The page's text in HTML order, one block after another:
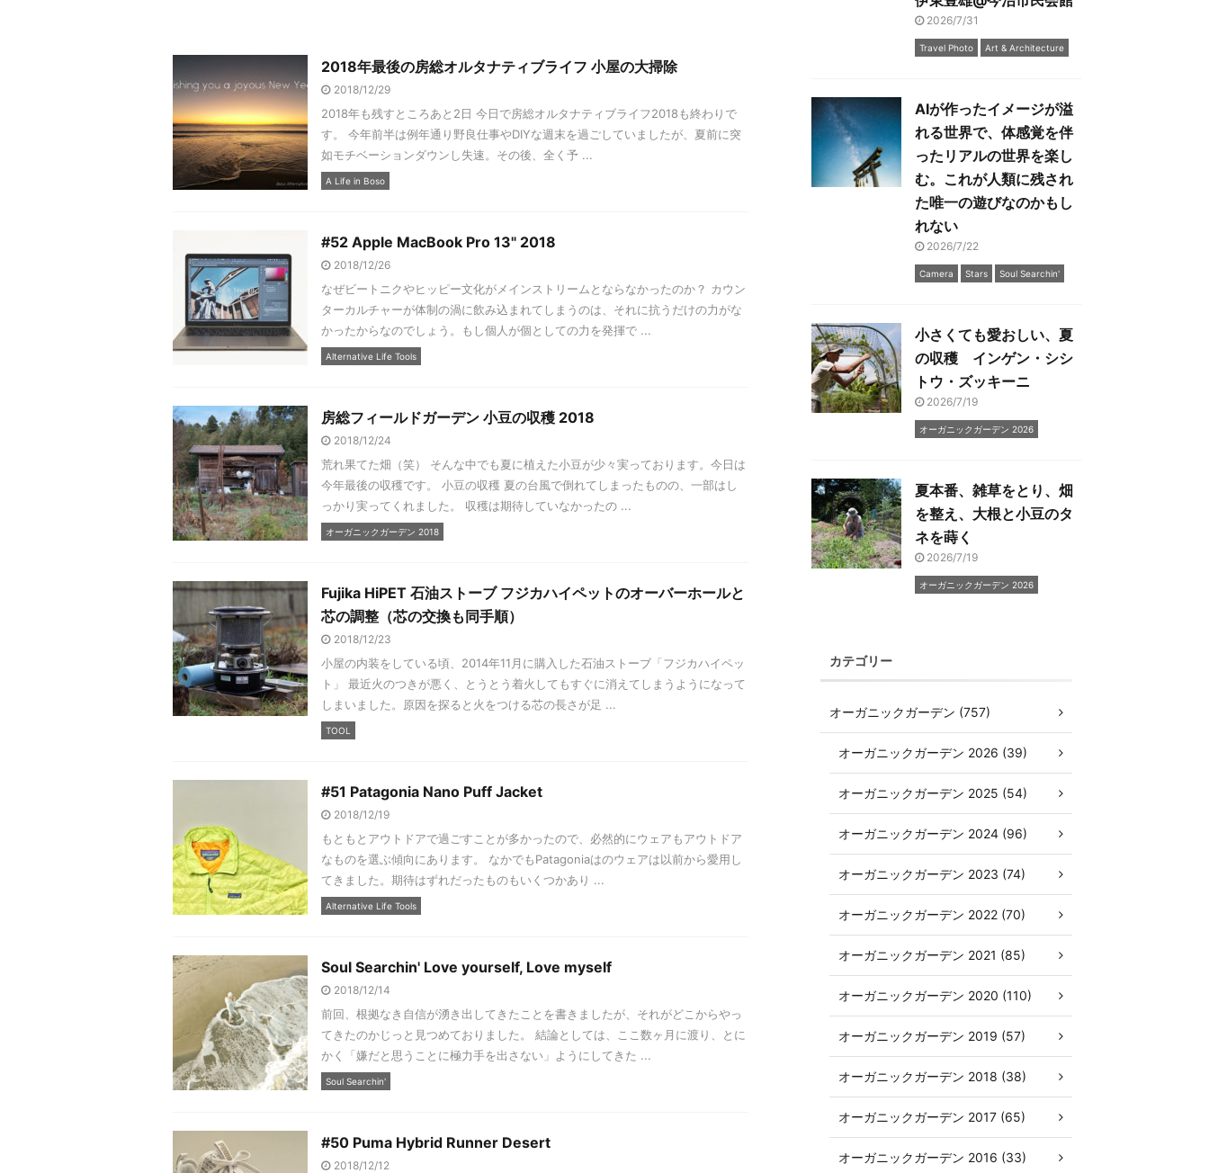
2018年最後の房総オルタナティブライフ 小屋の大掃除
2018/12/29
2018年も残すところあと2日 今日で房総オルタナティブライフ2018も終わりで
す。 今年前半は例年通り野良仕事やDIYな週末を過ごしていましたが、夏前に突
如モチベーションダウンし失速。その後、全く予 ...
A Life in Boso
#52 Apple MacBook Pro 13" 2018
2018/12/26
なぜビートニクやヒッピー文化がメインストリームとならなかったのか？ カウン
ターカルチャーが体制の渦に飲み込まれてしまうのは、それに抗うだけの力がな
かったからなのでしょう。もし個人が個としての力を発揮で ...
Alternative Life Tools
房総フィールドガーデン 小豆の収穫 2018
2018/12/24
荒れ果てた畑（笑） そんな中でも夏に植えた小豆が少々実っております。今日は
今年最後の収穫です。 小豆の収穫 夏の台風で倒れてしまったものの、一部はし
っかり実ってくれました。 収穫は期待していなかったの ...
オーガニックガーデン 2018
Fujika HiPET 石油ストーブ フジカハイペットのオーバーホールと
芯の調整（芯の交換も同手順）
2018/12/23
小屋の内装をしている頃、2014年11月に購入した石油ストーブ「フジカハイペッ
ト」 最近火のつきが悪く、とうとう着火してもすぐに消えてしまうようになって
しまいました。原因を探ると火をつける芯の長さが足 ...
TOOL
#51 Patagonia Nano Puff Jacket
2018/12/19
もともとアウトドアで過ごすことが多かったので、必然的にウェアもアウトドア
なものを選ぶ傾向にあります。 なかでもPatagoniaはのウェアは以前から愛用し
てきました。期待はずれだったものもいくつかあり ...
Alternative Life Tools
Soul Searchin' Love yourself, Love myself
2018/12/14
前回、根拠なき自信が湧き出してきたことを書きましたが、それがどこからやっ
てきたのかじっと見つめておりました。 結論としては、ここ数ヶ月に渡り、とに
かく「嫌だと思うことに極力手を出さない」ようにしてきた ...
Soul Searchin'
#50 Puma Hybrid Runner Desert
2018/12/12
2026/7/31
Travel Photo Art & Architecture
AIが作ったイメージが溢
れる世界で、体感覚を伴
ったリアルの世界を楽し
む。これが人類に残され
た唯一の遊びなのかもし
れない
2026/7/22
Camera Stars Soul Searchin'
小さくても愛おしい、夏
の収穫 インゲン・シシ
トウ・ズッキーニ
2026/7/19
オーガニックガーデン 2026
夏本番、雑草をとり、畑
を整え、大根と小豆のタ
ネを蒔く
2026/7/19
オーガニックガーデン 2026
カテゴリー
オーガニックガーデン (757)
オーガニックガーデン 2026 (39)
オーガニックガーデン 2025 (54)
オーガニックガーデン 2024 (96)
オーガニックガーデン 2023 (74)
オーガニックガーデン 2022 (70)
オーガニックガーデン 2021 (85)
オーガニックガーデン 2020 (110)
オーガニックガーデン 2019 (57)
オーガニックガーデン 2018 (38)
オーガニックガーデン 2017 (65)
オーガニックガーデン 2016 (33)